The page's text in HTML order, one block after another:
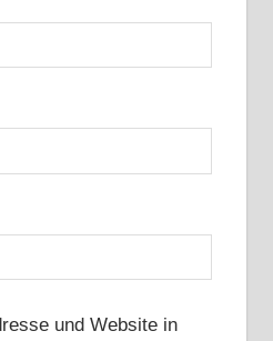
und Website in